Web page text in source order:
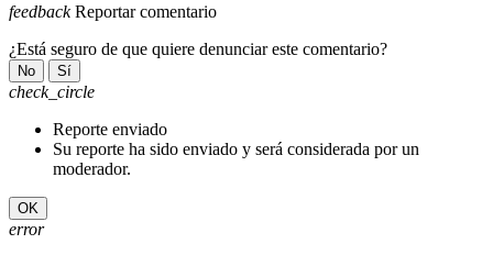
feedback Reportar comentario
¿Está seguro de que quiere denunciar este comentario?
No Sí
check_circle
Reporte enviado
Su reporte ha sido enviado y será considerada por un
moderador.
OK
error